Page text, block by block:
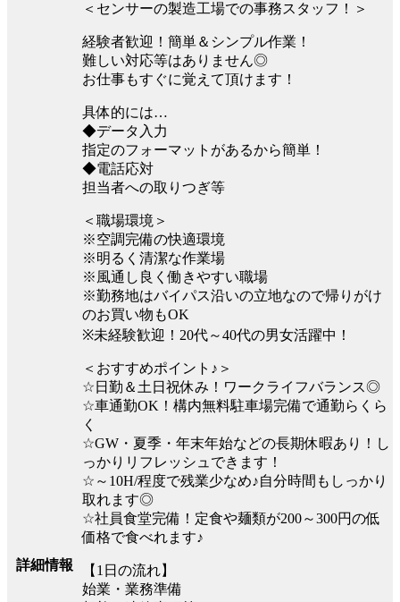
詳細情報
＜センサーの製造工場での事務スタッフ！＞
経験者歓迎！簡単＆シンプル作業！
難しい対応等はありません◎
お仕事もすぐに覚えて頂けます！
具体的には…
◆データ入力
指定のフォーマットがあるから簡単！
◆電話応対
担当者への取りつぎ等
＜職場環境＞
※空調完備の快適環境
※明るく清潔な作業場
※風通し良く働きやすい職場
※勤務地はバイパス沿いの立地なので帰りがけ
のお買い物もOK
※未経験歓迎！20代～40代の男女活躍中！
＜おすすめポイント♪＞
☆日勤＆土日祝休み！ワークライフバランス◎
☆車通勤OK！構内無料駐車場完備で通勤らくら
く
☆GW・夏季・年末年始などの長期休暇あり！し
っかりリフレッシュできます！
☆～10H/程度で残業少なめ♪自分時間もしっかり
取れます◎
☆社員食堂完備！定食や麺類が200～300円の低
価格で食べれます♪
【1日の流れ】
始業・業務準備